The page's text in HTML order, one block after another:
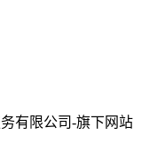
有限公司-旗下网站